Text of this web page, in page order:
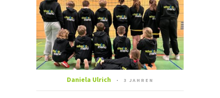
Daniela Ulrich 3 JAHREN